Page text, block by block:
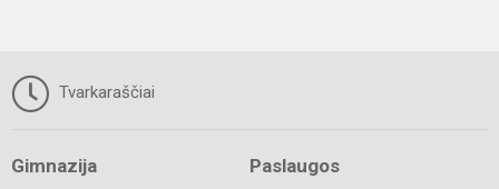
Tvarkaraščiai
Gimnazija Paslaugos